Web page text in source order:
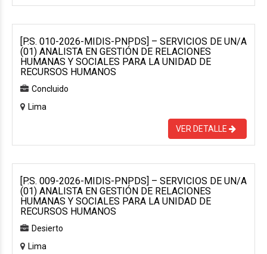
[P.S. 010-2026-MIDIS-PNPDS] – SERVICIOS DE UN/A
(01) ANALISTA EN GESTIÓN DE RELACIONES
HUMANAS Y SOCIALES PARA LA UNIDAD DE
RECURSOS HUMANOS
Concluido
Lima
VER DETALLE
[P.S. 009-2026-MIDIS-PNPDS] – SERVICIOS DE UN/A
(01) ANALISTA EN GESTIÓN DE RELACIONES
HUMANAS Y SOCIALES PARA LA UNIDAD DE
RECURSOS HUMANOS
Desierto
Lima